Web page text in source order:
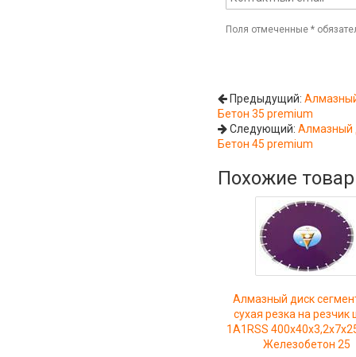
Поля отмеченные*
Предыдущий:
Бетон 35 premium
Следующий:Алмазный
Бетон 45 premium
Похожие
Алмазный диск
сухая резка на резчик
1A1RSS
Железобетон 25